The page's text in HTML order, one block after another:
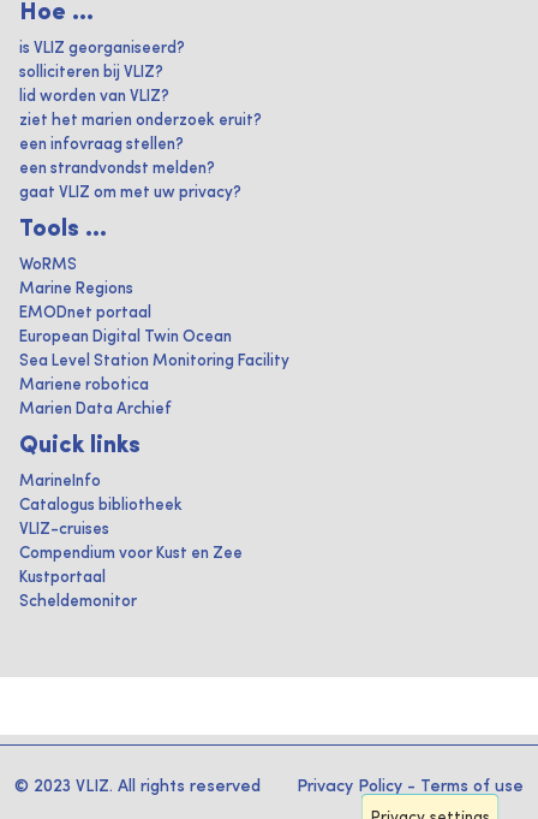
Hoe ...
is VLIZ georganiseerd?
solliciteren bij VLIZ?
lid worden van VLIZ?
ziet het marien onderzoek eruit?
een infovraag stellen?
een strandvondst melden?
gaat VLIZ om met uw privacy?
Tools ...
WoRMS
Marine Regions
EMODnet portaal
European Digital Twin Ocean
Sea Level Station Monitoring Facility
Mariene robotica
Marien Data Archief
Quick links
MarineInfo
Catalogus bibliotheek
VLIZ-cruises
Compendium voor Kust en Zee
Kustportaal
Scheldemonitor
© 2023 VLIZ. All rights reserved Privacy Policy - Terms of use